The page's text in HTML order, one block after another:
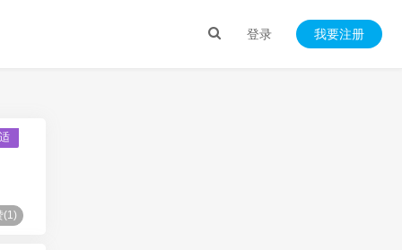
登录 我要注册
(1)